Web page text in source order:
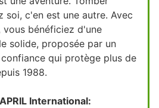
soi, c'en est une autre. Avec
vous bénéficiez d'une
solide, proposée par un
qui protège plus de
1988.
International: